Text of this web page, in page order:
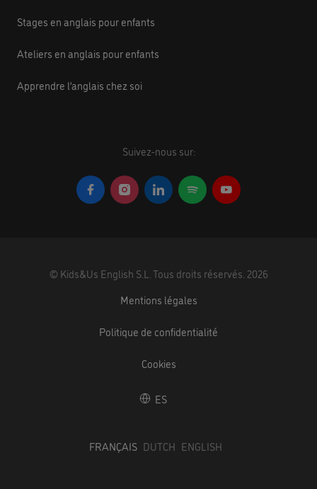
Stages en anglais pour enfants
Ateliers en anglais pour enfants
Apprendre l’anglais chez soi
Suivez-nous sur:
ES
FRANÇAIS DUTCH ENGLISH
© Kids&Us English S.L. Tous droits réservés. 2026
Mentions légales
Politique de confidentialité
Cookies